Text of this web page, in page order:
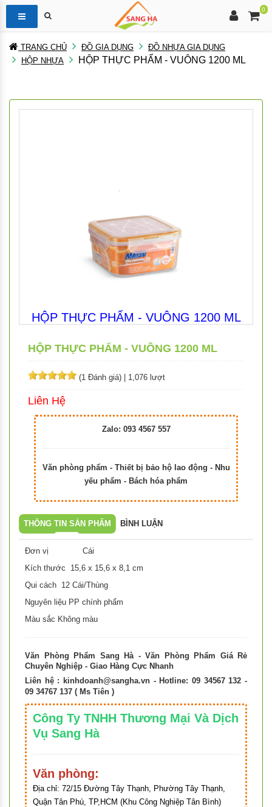
0
TRANG CHỦ ĐỒ GIA DỤNG
ĐỒ NHỰA GIA DỤNG
HỘP NHỰA
HỘP THỰC PHẨM - VUÔNG 1200 ML
HỘP THỰC PHẨM - VUÔNG 1200 ML
HỘP THỰC PHẨM - VUÔNG 1200 ML
(1 Đánh giá) 1,076 lượt
Liên Hệ
Zalo: 093 4567 557
Văn phòng phẩm - Thiết bị bảo hộ lao động - Nhu
yếu phẩm - Bách hóa phẩm
THÔNG TIN SẢN PHẨM BÌNH LUẬN
Đơn vị Cái
Kích thước 15,6 x 15,6 x 8,1 cm
Qui cách 12 Cái/Thùng
Nguyên liệu PP chính phẩm
Màu sắc Không màu
Văn Phòng Phẩm Sang Hà - Văn Phòng Phẩm Giá Rẻ
Chuyên Nghiệp - Giao Hàng Cực Nhanh
Liên hệ : kinhdoanh@sangha.vn - Hotline: 09 34567 132 -
09 34767 137 ( Ms Tiên )
Công Ty TNHH Thương Mại Và Dịch
Vụ Sang Hà
Văn phòng:
Địa chỉ: 72/15 Đường Tây Thạnh, Phường Tây Thạnh,
Quận Tân Phú, TP,HCM (Khu Công Nghiệp Tân Bình)